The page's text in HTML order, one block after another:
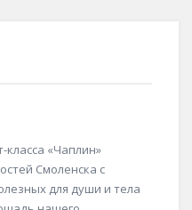
класса «Чаплин»
Смоленска с
для души и тела